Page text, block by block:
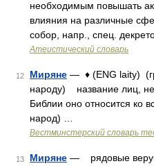
необходимым повышать
влияния на различные
собор, напр., спец.
Атеистический словарь
12 Миряне — ♦ (ENG laity)
народу) название лиц,
Библии оно относится ко
народ) …
Вестминстерский словарь
13 Миряне — рядовые